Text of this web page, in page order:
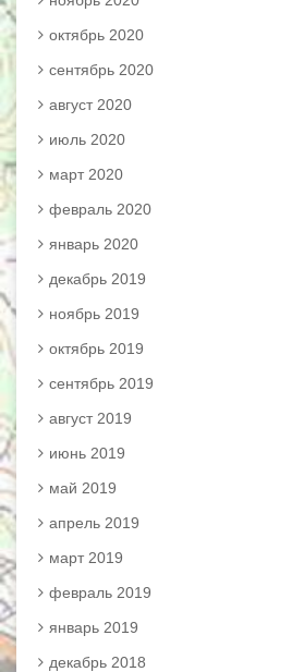
октябрь 2020
сентябрь 2020
август 2020
июль 2020
март 2020
февраль 2020
январь 2020
декабрь 2019
ноябрь 2019
октябрь 2019
сентябрь 2019
август 2019
июнь 2019
май 2019
апрель 2019
март 2019
февраль 2019
январь 2019
декабрь 2018